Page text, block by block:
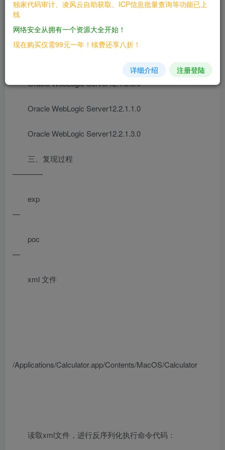
————
Oracle WebLogic Server12.1.3.0.0
Oracle WebLogic Server12.2.1.1.0
Oracle WebLogic Server12.2.1.3.0
三、复现过程
————
exp
—
poc
—
xml 文件
/Applications/Calculator.app/Contents/MacOS/Calculator
读取xml文件，进行反序列化执行命令代码：
独家代码审计、凌风云自助获取、ICP信息批量查询等功能已上
线
网络安全从拥有一个资源大全开始！
现在购买仅需99元一年！续费还享八折！
详细介绍 注册登陆